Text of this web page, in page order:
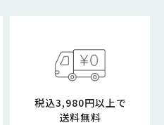
税込3,980円以上で
送料無料